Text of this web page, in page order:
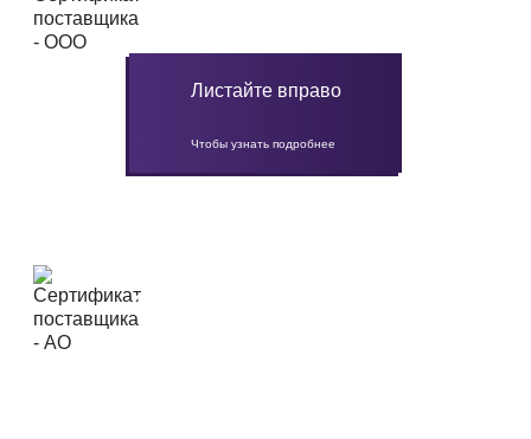
Листайте вправо
Чтобы узнать подробнее
ОТВЕТЬТЕ НА 5